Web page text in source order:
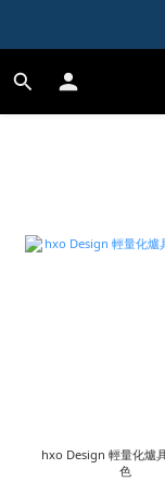
hxo Design 輕量化爐
色